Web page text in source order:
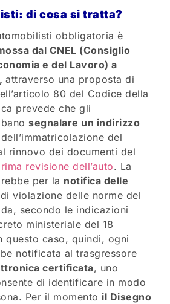
di cosa si tratta?
obbligatoria è
dal CNEL (Consiglio
e del Lavoro) a
attraverso una proposta di
80 del Codice della
prevede che gli
segnalare un indirizzo
del
rinnovo dei documenti del
revisione dell’auto. La
per la notifica delle
violazione delle norme del
secondo le indicazioni
ministeriale del 18
questo caso, quindi, ogni
notificata al trasgressore
certificata, uno
di identificare in modo
Per il momento il Disegno